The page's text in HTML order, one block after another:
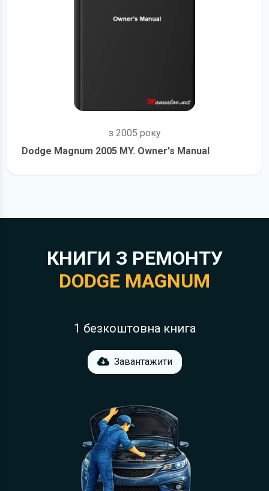
з 2005 року
Dodge Magnum 2005 MY. Owner's Manual
КНИГИ З РЕМОНТУ
DODGE MAGNUM
1 безкоштовна книга
Завантажити